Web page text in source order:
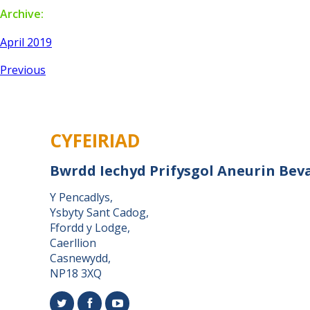
Archive:
April 2019
Previous
CYFEIRIAD
Bwrdd Iechyd Prifysgol Aneurin
Y Pencadlys,
Ysbyty Sant Cadog,
Ffordd y Lodge,
Caerllion
Casnewydd,
NP18 3XQ